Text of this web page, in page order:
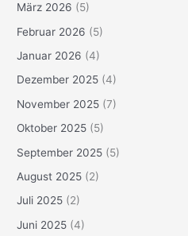
März 2026 (5)
Februar 2026 (5)
Januar 2026 (4)
Dezember 2025 (4)
November 2025 (7)
Oktober 2025 (5)
September 2025 (5)
August 2025 (2)
Juli 2025 (2)
Juni 2025 (4)